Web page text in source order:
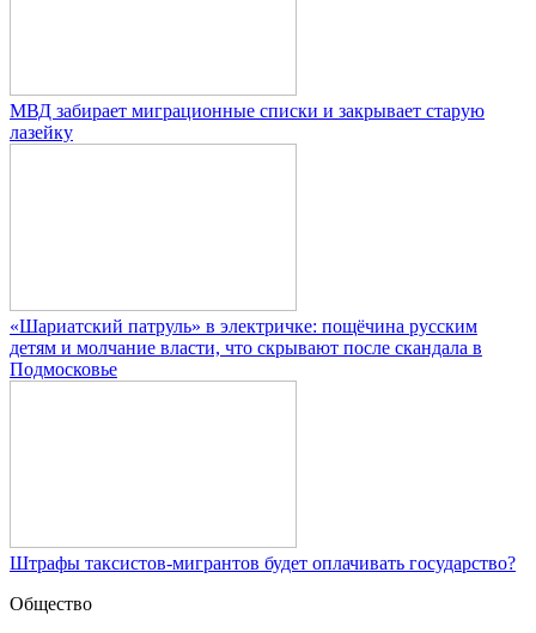
МВД забирает миграционные списки и закрывает старую
лазейку
«Шариатский патруль» в электричке: пощёчина русским
детям и молчание власти, что скрывают после скандала в
Подмосковье
Штрафы таксистов-мигрантов будет оплачивать государство?
Общество